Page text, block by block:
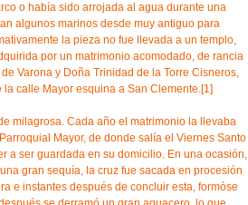
o había sido arrojada al agua durante una
algunos marinos desde muy antiguo para
la pieza no fue llevada a un templo,
por un matrimonio acomodado, de rancia
Varona y Doña Trinidad de la Torre Cisneros,
calle Mayor esquina a San Clemente.[1]
milagrosa. Cada año el matrimonio la llevaba
Mayor, de donde salía el Viernes Santo
a ser guardada en su domicilio. En una ocasión,
gran sequía, la cruz fue sacada en procesión
e instantes después de concluir esta, formóse